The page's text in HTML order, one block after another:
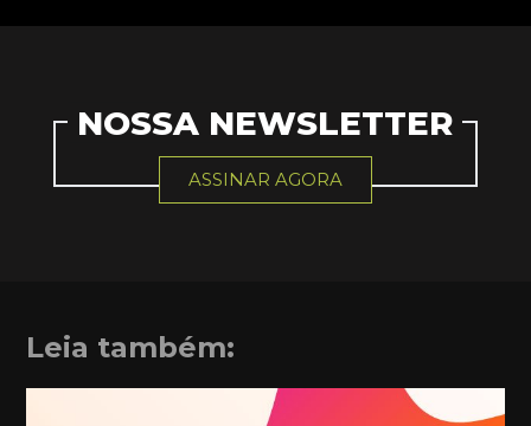
NOSSA NEWSLETTER
ASSINAR AGORA
Leia também: